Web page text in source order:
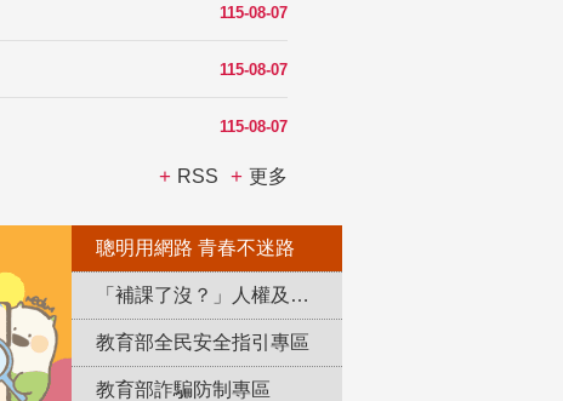
115-08-07
115-08-07
115-08-07
RSS 更多
聰明用網路 青春不迷路
「補課了沒？」人權及轉型正義教育專區
教育部全民安全指引專區
教育部詐騙防制專區